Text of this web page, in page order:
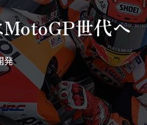
世代へ
発